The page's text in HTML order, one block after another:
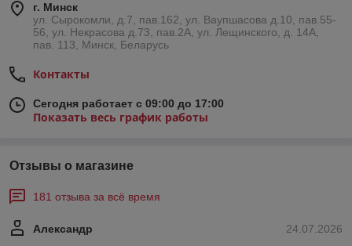
г. Минск
ул. Сырокомли, д.7, пав.162, ул. Ваупшасова д.10, пав.55-
56, ул. Некрасова д.73, пав.2А, ул. Лещинского, д. 14А,
пав. 113, Минск, Беларусь
Контакты
Сегодня работает с 09:00 до 17:00
Показать весь график работы
Отзывы о магазине
181 отзыва за всё время
24.07.2026
Александр